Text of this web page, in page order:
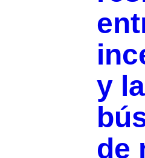
y la
de